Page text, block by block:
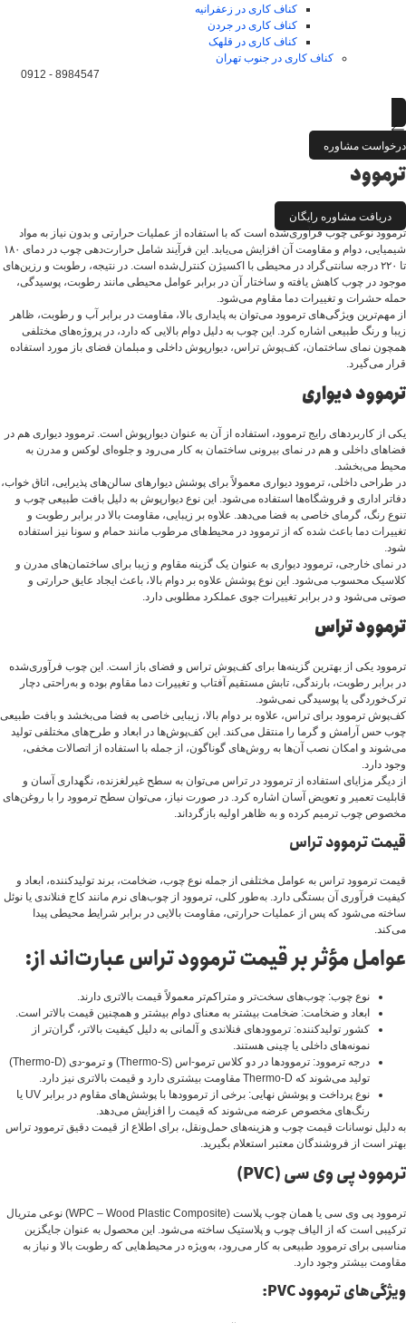
کناف کاری در زعفرانیه
کناف کاری در جردن
کناف کاری در قلهک
کناف کاری در جنوب تهران
8984547 - 0912
درخواست مشاوره
ترموود
دریافت مشاوره رایگان
ترموود نوعی چوب فرآوری‌شده است که با استفاده از عملیات حرارتی و بدون نیاز به مواد
شیمیایی، دوام و مقاومت آن افزایش می‌یابد. این فرآیند شامل حرارت‌دهی چوب در دمای ۱۸۰
تا ۲۲۰ درجه سانتی‌گراد در محیطی با اکسیژن کنترل‌شده است. در نتیجه، رطوبت و رزین‌های
موجود در چوب کاهش یافته و ساختار آن در برابر عوامل محیطی مانند رطوبت، پوسیدگی،
حمله حشرات و تغییرات دما مقاوم می‌شود.
از مهم‌ترین ویژگی‌های ترموود می‌توان به پایداری بالا، مقاومت در برابر آب و رطوبت، ظاهر
زیبا و رنگ طبیعی اشاره کرد. این چوب به دلیل دوام بالایی که دارد، در پروژه‌های مختلفی
همچون نمای ساختمان، کف‌پوش تراس، دیوارپوش داخلی و مبلمان فضای باز مورد استفاده
قرار می‌گیرد.
ترموود دیواری
یکی از کاربردهای رایج ترموود، استفاده از آن به عنوان دیوارپوش است. ترموود دیواری هم در
فضاهای داخلی و هم در نمای بیرونی ساختمان به کار می‌رود و جلوه‌ای لوکس و مدرن به
محیط می‌بخشد.
در طراحی داخلی، ترموود دیواری معمولاً برای پوشش دیوارهای سالن‌های پذیرایی، اتاق خواب،
دفاتر اداری و فروشگاه‌ها استفاده می‌شود. این نوع دیوارپوش به دلیل بافت طبیعی چوب و
تنوع رنگ، گرمای خاصی به فضا می‌دهد. علاوه بر زیبایی، مقاومت بالا در برابر رطوبت و
تغییرات دما باعث شده که از ترموود در محیط‌های مرطوب مانند حمام و سونا نیز استفاده
شود.
در نمای خارجی، ترموود دیواری به عنوان یک گزینه مقاوم و زیبا برای ساختمان‌های مدرن و
کلاسیک محسوب می‌شود. این نوع پوشش علاوه بر دوام بالا، باعث ایجاد عایق حرارتی و
صوتی می‌شود و در برابر تغییرات جوی عملکرد مطلوبی دارد.
ترموود تراس
ترموود یکی از بهترین گزینه‌ها برای کف‌پوش تراس و فضای باز است. این چوب فرآوری‌شده
در برابر رطوبت، بارندگی، تابش مستقیم آفتاب و تغییرات دما مقاوم بوده و به‌راحتی دچار
ترک‌خوردگی یا پوسیدگی نمی‌شود.
کف‌پوش ترموود برای تراس، علاوه بر دوام بالا، زیبایی خاصی به فضا می‌بخشد و بافت طبیعی
چوب حس آرامش و گرما را منتقل می‌کند. این کف‌پوش‌ها در ابعاد و طرح‌های مختلفی تولید
می‌شوند و امکان نصب آن‌ها به روش‌های گوناگون، از جمله با استفاده از اتصالات مخفی،
وجود دارد.
از دیگر مزایای استفاده از ترموود در تراس می‌توان به سطح غیرلغزنده، نگهداری آسان و
قابلیت تعمیر و تعویض آسان اشاره کرد. در صورت نیاز، می‌توان سطح ترموود را با روغن‌های
مخصوص چوب ترمیم کرده و به ظاهر اولیه بازگرداند.
قیمت ترموود تراس
قیمت ترموود تراس به عوامل مختلفی از جمله نوع چوب، ضخامت، برند تولیدکننده، ابعاد و
کیفیت فرآوری آن بستگی دارد. به‌طور کلی، ترموود از چوب‌های نرم مانند کاج فنلاندی یا نوئل
ساخته می‌شود که پس از عملیات حرارتی، مقاومت بالایی در برابر شرایط محیطی پیدا
می‌کند.
عوامل مؤثر بر قیمت ترموود تراس عبارت‌اند از:
نوع چوب: چوب‌های سخت‌تر و متراکم‌تر معمولاً قیمت بالاتری دارند.
ابعاد و ضخامت: ضخامت بیشتر به معنای دوام بیشتر و همچنین قیمت بالاتر است.
کشور تولیدکننده: ترموودهای فنلاندی و آلمانی به دلیل کیفیت بالاتر، گران‌تر از
نمونه‌های داخلی یا چینی هستند.
درجه ترموود: ترموودها در دو کلاس ترمو-اس (Thermo-S) و ترمو-دی (Thermo-D)
تولید می‌شوند که Thermo-D مقاومت بیشتری دارد و قیمت بالاتری نیز دارد.
نوع پرداخت و پوشش نهایی: برخی از ترموودها با پوشش‌های مقاوم در برابر UV یا
رنگ‌های مخصوص عرضه می‌شوند که قیمت را افزایش می‌دهد.
به دلیل نوسانات قیمت چوب و هزینه‌های حمل‌ونقل، برای اطلاع از قیمت دقیق ترموود تراس
بهتر است از فروشندگان معتبر استعلام بگیرید.
ترموود پی‌ وی‌ سی (PVC)
ترموود پی‌ وی‌ سی یا همان چوب پلاست (WPC – Wood Plastic Composite) نوعی متریال
ترکیبی است که از الیاف چوب و پلاستیک ساخته می‌شود. این محصول به عنوان جایگزین
مناسبی برای ترموود طبیعی به کار می‌رود، به‌ویژه در محیط‌هایی که رطوبت بالا و نیاز به
مقاومت بیشتر وجود دارد.
ویژگی‌های ترموود PVC: